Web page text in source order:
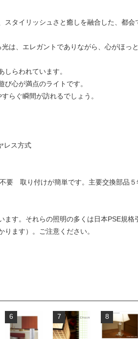
タイリッシュさと癒しを融合した、都会
は、エレガントでありながら、心がほっ
らわれています。
心が満点のライトです。
らぐ瞬間が訪れるでしょう。
レス方式
取り付けが簡単です。主要交換部品５
す。それらの照明の多くは日本PSE規
ます）。ご注意ください。
6 7 8